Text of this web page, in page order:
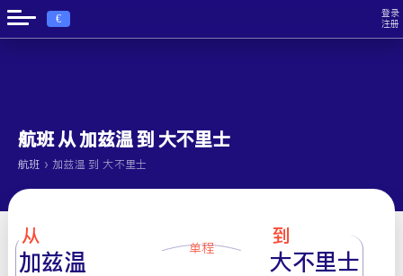
€
登录
注册
航班 从 加兹温 到 大不里士
航班 › 加兹温 到 大不里士
从
加兹温 单程
到
大不里士